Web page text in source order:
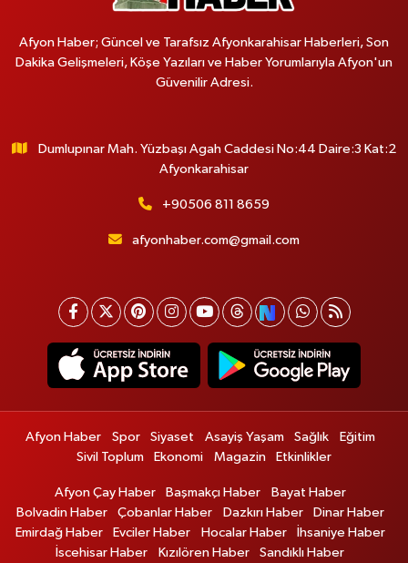
Afyon Haber; Güncel ve Tarafsız Afyonkarahisar Haberleri, Son
Dakika Gelişmeleri, Köşe Yazıları ve Haber Yorumlarıyla Afyon'un
Güvenilir Adresi.
Dumlupınar Mah. Yüzbaşı Agah Caddesi No:44 Daire:3 Kat:2
Afyonkarahisar
+90506 811 8659
afyonhaber.com@gmail.com
Afyon Haber Spor Siyaset Asayiş Yaşam Sağlık
Eğitim
Sivil Toplum
Ekonomi Magazin Etkinlikler
Afyon Çay Haber Başmakçı Haber
Bayat Haber
Bolvadin Haber
Çobanlar Haber Dazkırı Haber
Dinar Haber
Emirdağ Haber
Evciler Haber Hocalar Haber
İhsaniye Haber
İscehisar Haber
Kızılören Haber Sandıklı Haber